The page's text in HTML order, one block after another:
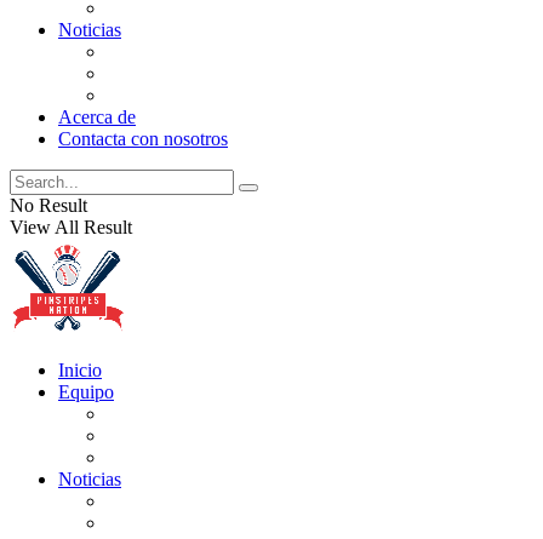
Noticias
Acerca de
Contacta con nosotros
No Result
View All Result
Inicio
Equipo
Noticias